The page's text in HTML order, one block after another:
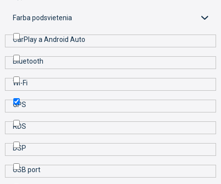
Farba podsvietenia
CarPlay a Android Auto
Bluetooth
Wi-Fi
GPS
RDS
DSP
USB port